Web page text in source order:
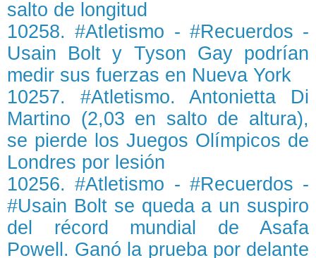
salto de longitud
10258. #Atletismo - #Recuerdos -
Usain Bolt y Tyson Gay podrían
medir sus fuerzas en Nueva York
10257. #Atletismo. Antonietta Di
Martino (2,03 en salto de altura),
se pierde los Juegos Olímpicos de
Londres por lesión
10256. #Atletismo - #Recuerdos -
#Usain Bolt se queda a un suspiro
del récord mundial de Asafa
Powell. Ganó la prueba por delante